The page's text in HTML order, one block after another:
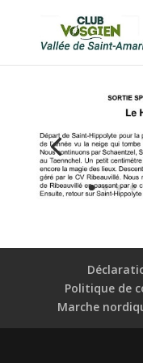
Politique de
Marche